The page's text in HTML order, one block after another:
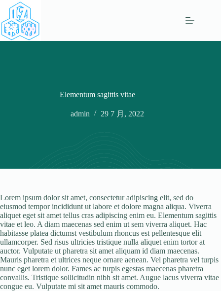
内
容
Elementum sagittis vitae
admin 29 7 月, 2022
Lorem ipsum dolor sit amet, consectetur adipiscing elit, sed do
eiusmod tempor incididunt ut labore et dolore magna aliqua. Viverra
aliquet eget sit amet tellus cras adipiscing enim eu. Elementum sagittis
vitae et leo. A diam maecenas sed enim ut sem viverra aliquet. Hac
habitasse platea dictumst vestibulum rhoncus est pellentesque elit
ullamcorper. Sed risus ultricies tristique nulla aliquet enim tortor at
auctor. Vulputate ut pharetra sit amet aliquam id diam maecenas.
Mauris pharetra et ultrices neque ornare aenean. Vel pharetra vel turpis
nunc eget lorem dolor. Fames ac turpis egestas maecenas pharetra
convallis. Tristique sollicitudin nibh sit amet. Augue lacus viverra vitae
congue eu. Vulputate mi sit amet mauris commodo.